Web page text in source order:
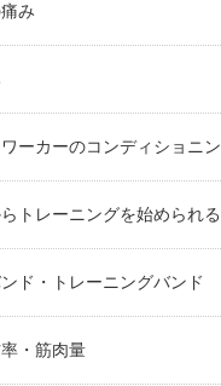
み
ーカーのコンディショニ
トレーニングを始められ
ド・トレーニングバンド
・筋肉量